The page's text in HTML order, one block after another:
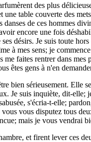
des plus
table couverte des
de ces hommes
encore une fois
désirs. Je suis toute
à mes sens; je
faites rentrer dans
êtes gens à n'en
sérieusement. Elle
Je suis inquiète, dit-
s'écria-t-elle;
vous disputez tous
mais je vous vendrai
et firent lever ces